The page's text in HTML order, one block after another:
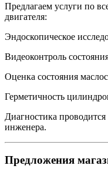
Предлагаем услуги по
двигателя:
Эндоскопическое
Видеоконтроль
Оценка состояния
Герметичность
Диагностика
инженера.
Предложения